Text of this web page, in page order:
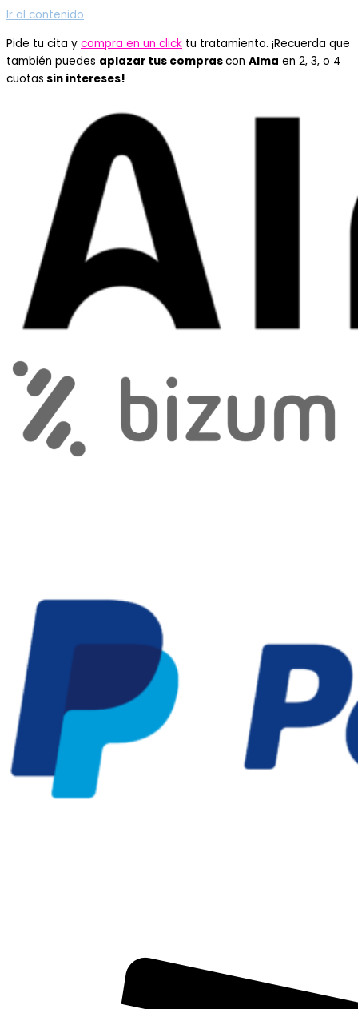
Ir al contenido
Pide tu cita y compra en un click tu tratamiento. ¡Recuerda que
también puedes aplazar tus comprascon Alma en 2, 3, o 4
cuotas sin intereses!